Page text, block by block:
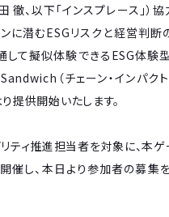
徹、以下「インスプレース」）
に潜むESGリスクと経営判断
して擬似体験できるESG体験
（チェーン・インパクト
提供開始いたします。
ティ推進担当者を対象に、本ゲ
催し、本日より参加者の募集